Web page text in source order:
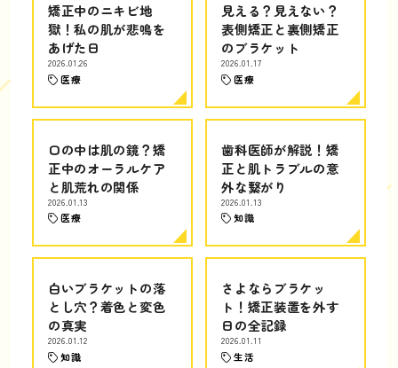
矯正中のニキビ地
獄！私の肌が悲鳴を
あげた日
2026.01.26
医療
見える？見えない？
表側矯正と裏側矯正
のブラケット
2026.01.17
医療
口の中は肌の鏡？矯
正中のオーラルケア
と肌荒れの関係
2026.01.13
医療
歯科医師が解説！矯
正と肌トラブルの意
外な繋がり
2026.01.13
知識
白いブラケットの落
とし穴？着色と変色
の真実
2026.01.12
知識
さよならブラケッ
ト！矯正装置を外す
日の全記録
2026.01.11
生活